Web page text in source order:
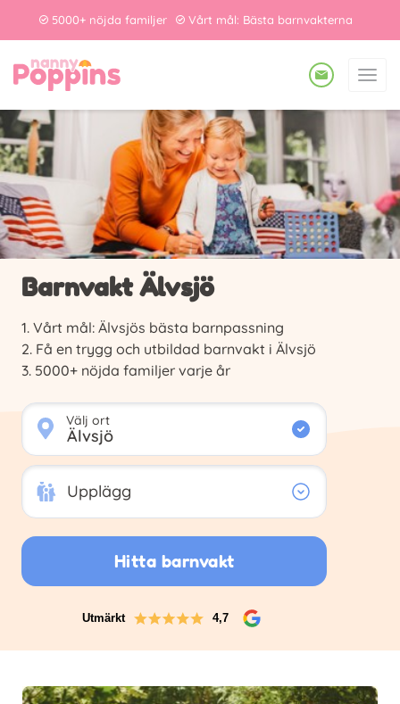
5000+ nöjda familjer Vårt mål: Bästa barnvakterna
Barnvakt Älvsjö
Vårt mål: Älvsjös bästa barnpassning
Få en trygg och utbildad barnvakt i Älvsjö
5000+ nöjda familjer varje år
Välj ort
Upplägg
Upplägg
Hitta barnvakt
Utmärkt 4,7